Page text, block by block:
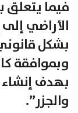
فيما يتعلق
الأراضي
بشكل
وبموافقة
بهدف إنشاء
والجزر”.